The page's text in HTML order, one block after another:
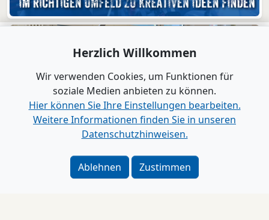
Herzlich Willkommen
Wir verwenden Cookies, um Funktionen für
soziale Medien anbieten zu können.
Hier können Sie Ihre Einstellungen bearbeiten.
Weitere Informationen finden Sie in unseren
Datenschutzhinweisen.
Ablehnen Zustimmen